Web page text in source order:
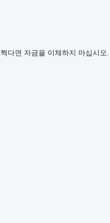
다면 자금을 이체하지 마십시오.